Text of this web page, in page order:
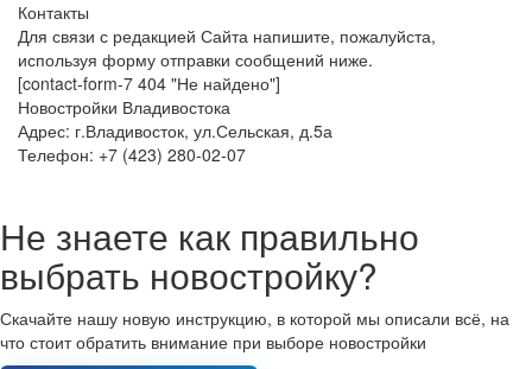
Контакты
Для связи с редакцией Сайта напишите, пожалуйста,
используя форму отправки сообщений ниже.
[contact-form-7 404 "Не найдено"]
Новостройки Владивостока
Адрес: г.Владивосток, ул.Сельская, д.5а
Телефон: +7 (423) 280-02-07
Не знаете как правильно
выбрать новостройку?
Скачайте нашу новую инструкцию, в которой мы описали всё, на
что стоит обратить внимание при выборе новостройки